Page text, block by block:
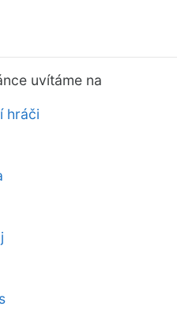
hráči
uvítáme na